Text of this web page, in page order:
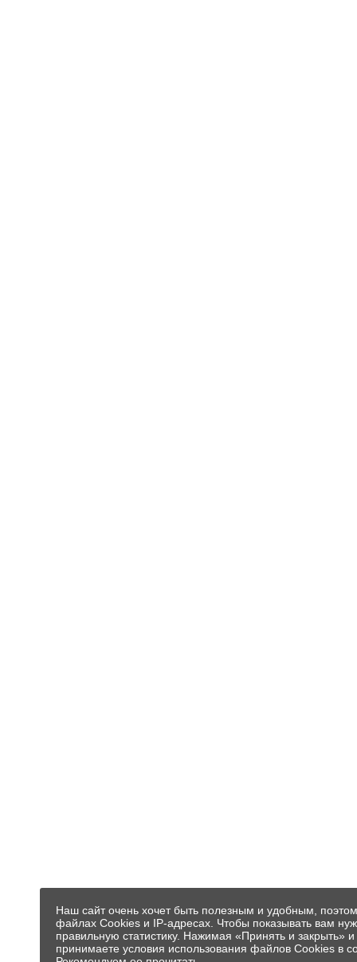
Наш сайт очень хочет быть полезным и удобным,
файлах Cookies и IP-адресах. Чтобы показывать вам
правильную статистику. Нажимая «Принять и
принимаете условия использования файлов Cookies в